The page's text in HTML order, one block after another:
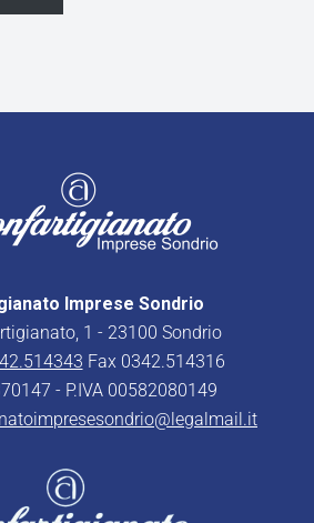
Imprese Sondrio
1 - 23100 Sondrio
Fax 0342.514316
- P.IVA 00582080149